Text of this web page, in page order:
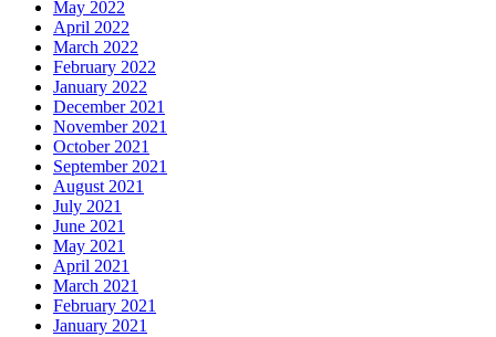
May 2022
April 2022
March 2022
February 2022
January 2022
December 2021
November 2021
October 2021
September 2021
August 2021
July 2021
June 2021
May 2021
April 2021
March 2021
February 2021
January 2021